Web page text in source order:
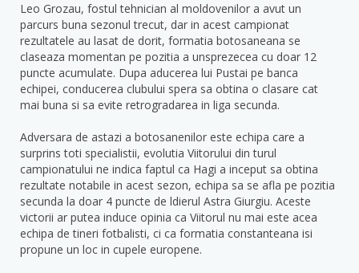
Leo Grozau, fostul tehnician al moldovenilor a avut un
parcurs buna sezonul trecut, dar in acest campionat
rezultatele au lasat de dorit, formatia botosaneana se
claseaza momentan pe pozitia a unsprezecea cu doar 12
puncte acumulate. Dupa aducerea lui Pustai pe banca
echipei, conducerea clubului spera sa obtina o clasare cat
mai buna si sa evite retrogradarea in liga secunda.
Adversara de astazi a botosanenilor este echipa care a
surprins toti specialistii, evolutia Viitorului din turul
campionatului ne indica faptul ca Hagi a inceput sa obtina
rezultate notabile in acest sezon, echipa sa se afla pe pozitia
secunda la doar 4 puncte de ldierul Astra Giurgiu. Aceste
victorii ar putea induce opinia ca Viitorul nu mai este acea
echipa de tineri fotbalisti, ci ca formatia constanteana isi
propune un loc in cupele europene.